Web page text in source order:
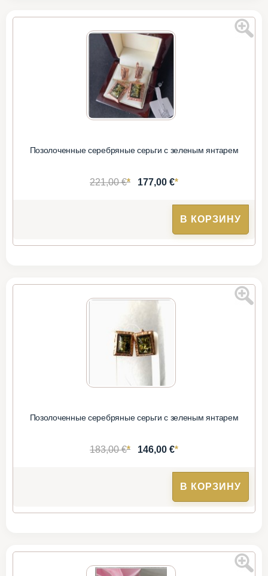
Позолоченные серебряные серьги с зеленым янтарем
221,00 €* 177,00 €*
В КОРЗИНУ
Позолоченные серебряные серьги с зеленым янтарем
183,00 €* 146,00 €*
В КОРЗИНУ